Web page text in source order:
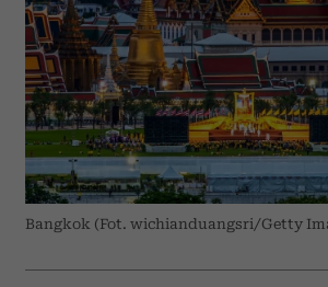
Bangkok (Fot. wichianduangsri/Getty